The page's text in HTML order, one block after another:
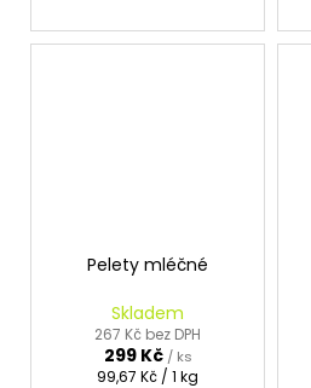
Pelety mléčné
Skladem
267 Kč bez DPH
299 Kč / ks
Měrná
99,67 Kč / 1 kg